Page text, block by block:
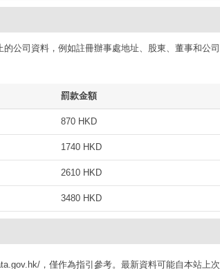
公司資料，例如註冊辦事處地址、股東、董事和公司
罰款金額
870 HKD
1740 HKD
2610 HKD
3480 HKD
，僅作為指引參考。最新資料可能自本站上次